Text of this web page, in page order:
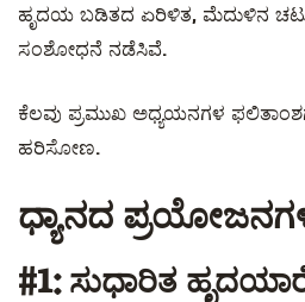
ಹೃದಯ ಬಡಿತದ ಏರಿಳಿತ, ಮೆದುಳಿನ
ಸಂಶೋಧನೆ ನಡೆಸಿವೆ.
ಕೆಲವು ಪ್ರಮುಖ ಅಧ್ಯಯನಗಳ
ಹರಿಸೋಣ.
ಧ್ಯಾನದ
#1: ಸುಧಾರಿತ